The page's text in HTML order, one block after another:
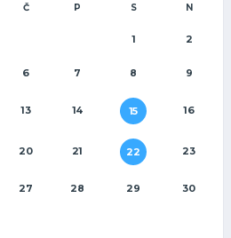
Č P S N
1 2
6 7 8 9
13 14 15 16
20 21 22 23
27 28 29 30